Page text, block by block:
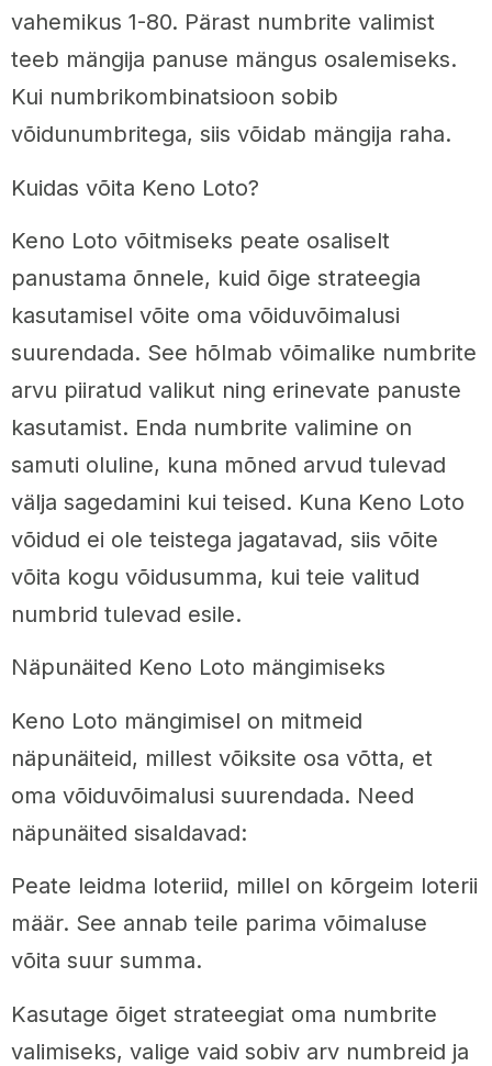
vahemikus 1-80. Pärast numbrite valimist
teeb mängija panuse mängus osalemiseks.
Kui numbrikombinatsioon sobib
võidunumbritega, siis võidab mängija raha.
Kuidas võita Keno Loto?
Keno Loto võitmiseks peate osaliselt
panustama õnnele, kuid õige strateegia
kasutamisel võite oma võiduvõimalusi
suurendada. See hõlmab võimalike numbrite
arvu piiratud valikut ning erinevate panuste
kasutamist. Enda numbrite valimine on
samuti oluline, kuna mõned arvud tulevad
välja sagedamini kui teised. Kuna Keno Loto
võidud ei ole teistega jagatavad, siis võite
võita kogu võidusumma, kui teie valitud
numbrid tulevad esile.
Näpunäited Keno Loto mängimiseks
Keno Loto mängimisel on mitmeid
näpunäiteid, millest võiksite osa võtta, et
oma võiduvõimalusi suurendada. Need
näpunäited sisaldavad:
Peate leidma loteriid, millel on kõrgeim loterii
määr. See annab teile parima võimaluse
võita suur summa.
Kasutage õiget strateegiat oma numbrite
valimiseks, valige vaid sobiv arv numbreid ja